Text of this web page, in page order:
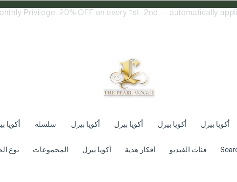
Privilege: 20% OFF on every 1st–2nd — automatically
أكويا سلسلة أكويا بيرل أكويا بيرل أكويا بيرل أكويا بيرل
نوع المجموعات أكويا بيرل أفكار هدية فئات الفيديو